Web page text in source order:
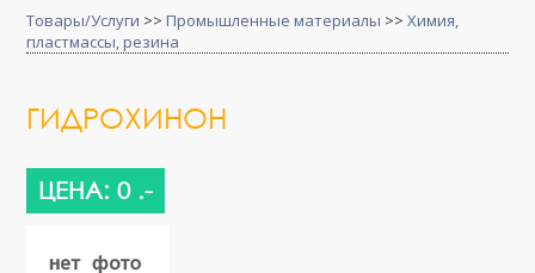
Товары/Услуги >> Промышленные материалы >>Химия,
пластмассы, резина
ГИДРОХИНОН
ЦЕНА: 0 .-